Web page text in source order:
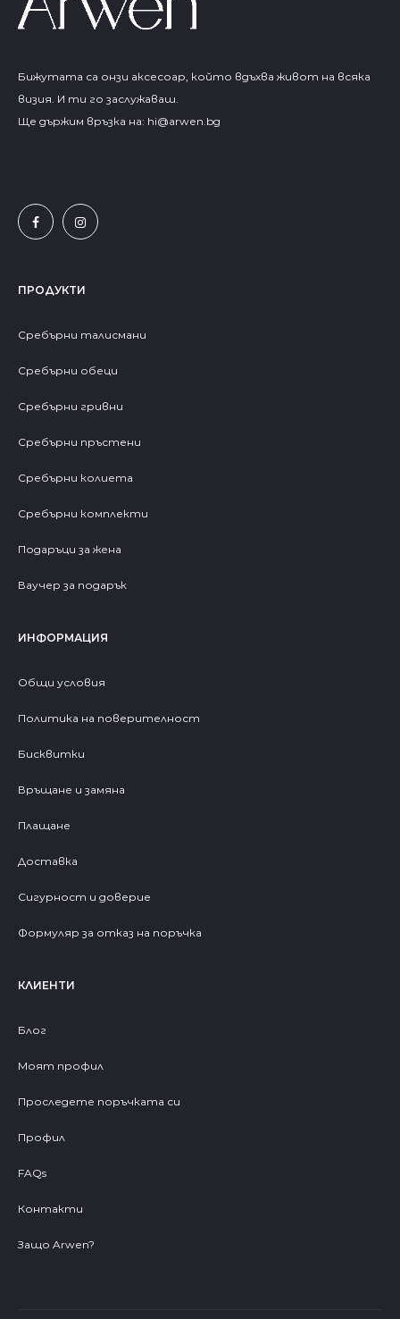
Бижутата са онзи аксесоар, който вдъхва живот на всяка
визия. И ти го заслужаваш.
Ще държим връзка на: hi@arwen.bg
ПРОДУКТИ
Сребърни талисмани
Сребърни обеци
Сребърни гривни
Сребърни пръстени
Сребърни колиета
Сребърни комплекти
Подаръци за жена
Ваучер за подарък
ИНФОРМАЦИЯ
Общи условия
Политика на поверителност
Бисквитки
Връщане и замяна
Плащане
Доставка
Сигурност и доверие
Формуляр за отказ на поръчка
КЛИЕНТИ
Блог
Моят профил
Проследете поръчката си
Профил
FAQs
Контакти
Защо Arwen?